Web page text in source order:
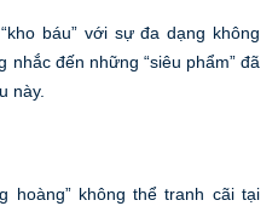
báu” với sự đa dạng không
nhắc đến những “siêu phẩm” đã
này.
hoàng” không thể tranh cãi tại